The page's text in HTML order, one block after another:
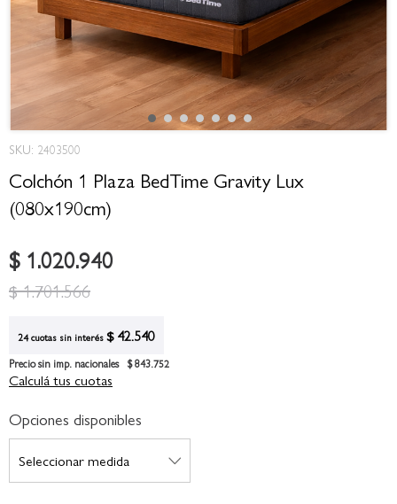
al
comienzo
de
la
imágenes
SKU: 2403500
Colchón 1 Plaza BedTime Gravity Lux
(080x190cm)
$ 1.701.566
$ 1.020.940
24 cuotas sin interés $ 42.540
Precio sin imp. nacionales $ 843.752
Calculá tus cuotas
Opciones disponibles